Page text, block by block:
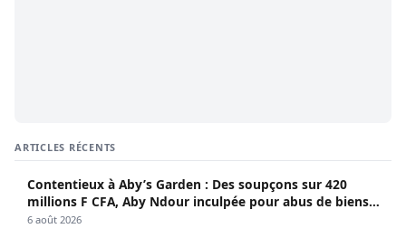
ARTICLES RÉCENTS
Contentieux à Aby’s Garden : Des soupçons sur 420
millions F CFA, Aby Ndour inculpée pour abus de biens
sociaux
6 août 2026